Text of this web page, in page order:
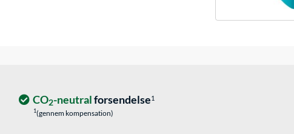
CO2-neutralforsendelse1
1(gennem kompensation)